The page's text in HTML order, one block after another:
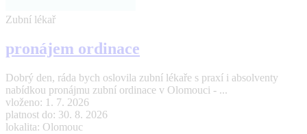
Zubní lékař
pronájem ordinace
Dobrý den, ráda bych oslovila zubní lékaře s praxí i absolventy
nabídkou pronájmu zubní ordinace v Olomouci - ...
vloženo: 1. 7. 2026
platnost do: 30. 8. 2026
lokalita: Olomouc